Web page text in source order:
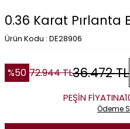
0.36 Karat Pırlanta
Ürün Kodu : DE28906
%50 72.944TL36.472TL
PEŞİN FİYATINA
Ödeme